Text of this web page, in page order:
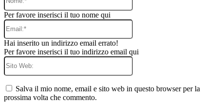
Per favore inserisci il tuo nome qui
Email:*
Hai inserito un indirizzo email errato!
Per favore inserisci il tuo indirizzo email qui
Sito
Salva il mio nome, email e sito web in questo browser per la
prossima volta che commento.